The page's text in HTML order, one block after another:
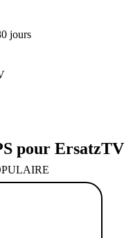
jours
pour ErsatzTV